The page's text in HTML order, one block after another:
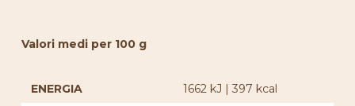
Valori medi per 100 g
ENERGIA
1662 kJ | 397 kcal